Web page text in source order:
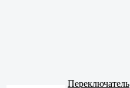
Переключатель